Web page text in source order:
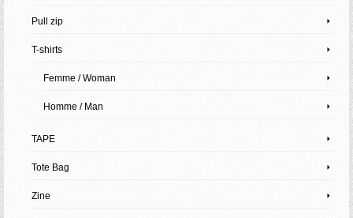
Pull zip
T-shirts
Femme / Woman
Homme / Man
TAPE
Tote Bag
Zine